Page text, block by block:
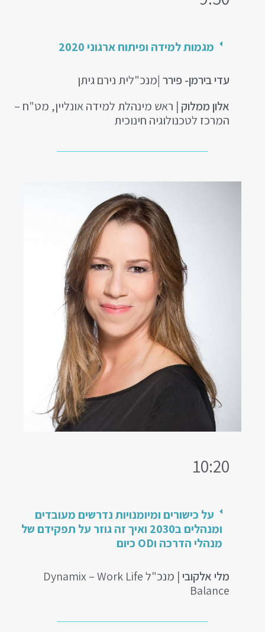
מגמות למידה ופיתוח ארגוני 2020
עדי בירמן- פירר |מנכ"לית נירם גיתן
אלון ממלוק | ראש מינהלת למידה אונליין, מט"ח –
המרכז לטכנולוגיה חינוכית
10:20
על כישורים ומיומנויות נדרשים מעובדים
ומנהלים ב2030 ואיך זה גוזר על תפקידם של
מנהלי הדרכה וOD כיום
מלי אלקובי
| מנכ"ל Dynamix – Work Life
Balance